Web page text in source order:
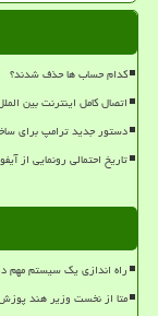
کدام حساب ها حذف شدند؟
اتصال کامل اینترنت بین
دستور جدید ترامپ برای ساخت
تاریخ احتمالی رونمایی از آیفون 18 پرو و اولترا
راه اندازی یک سیستم مهم
متا از نخست وزیر هند